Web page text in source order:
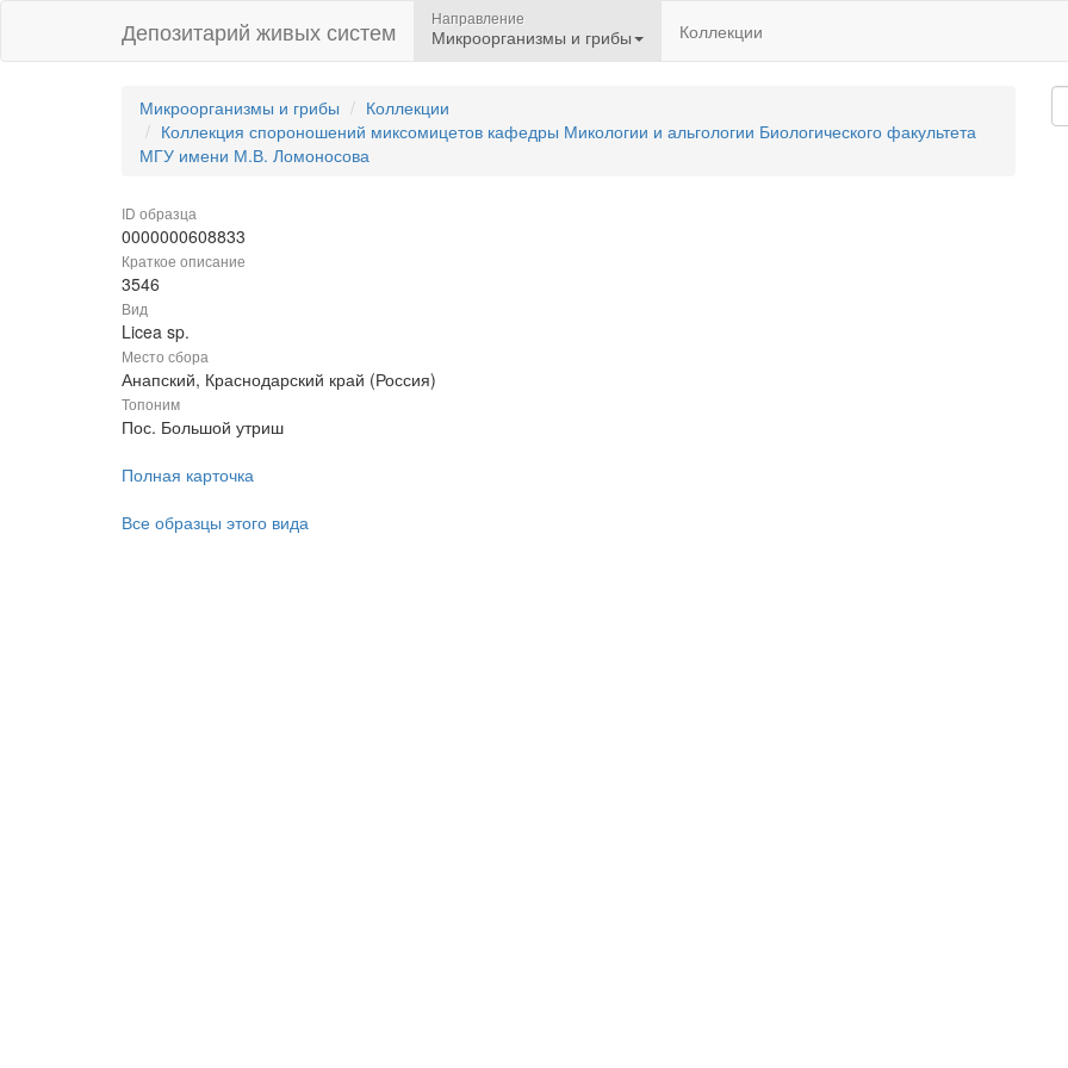
Депозитарий живых систем Направление
Микроорганизмы и грибы Коллекции
Микроорганизмы и грибы
Коллекции
Коллекция спороношений миксомицетов кафедры Микологии и альгологии Биологического факультета
МГУ имени М.В. Ломоносова
ID образца
0000000608833
Краткое описание
3546
Вид
Licea sp.
Место сбора
Анапский, Краснодарский край (Россия)
Топоним
Пос. Большой утриш
Полная карточка
Все образцы этого вида